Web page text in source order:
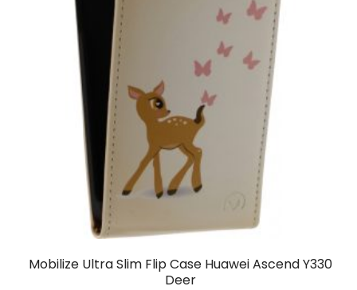
Mobilize Ultra Slim Flip Case Huawei Ascend Y330
Deer